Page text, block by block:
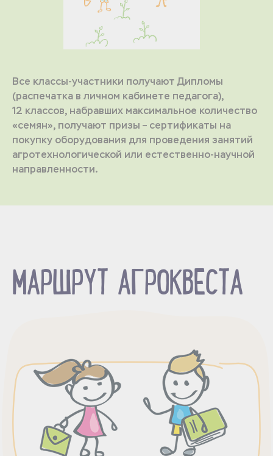
Все классы-участники получают Дипломы
(распечатка в личном кабинете педагога),
12 классов, набравших максимальное количество
«семян», получают призы – сертификаты на
покупку оборудования для проведения занятий
агротехнологической или естественно-научной
направленности.
МАРШРУТ АГРОКВЕСТА